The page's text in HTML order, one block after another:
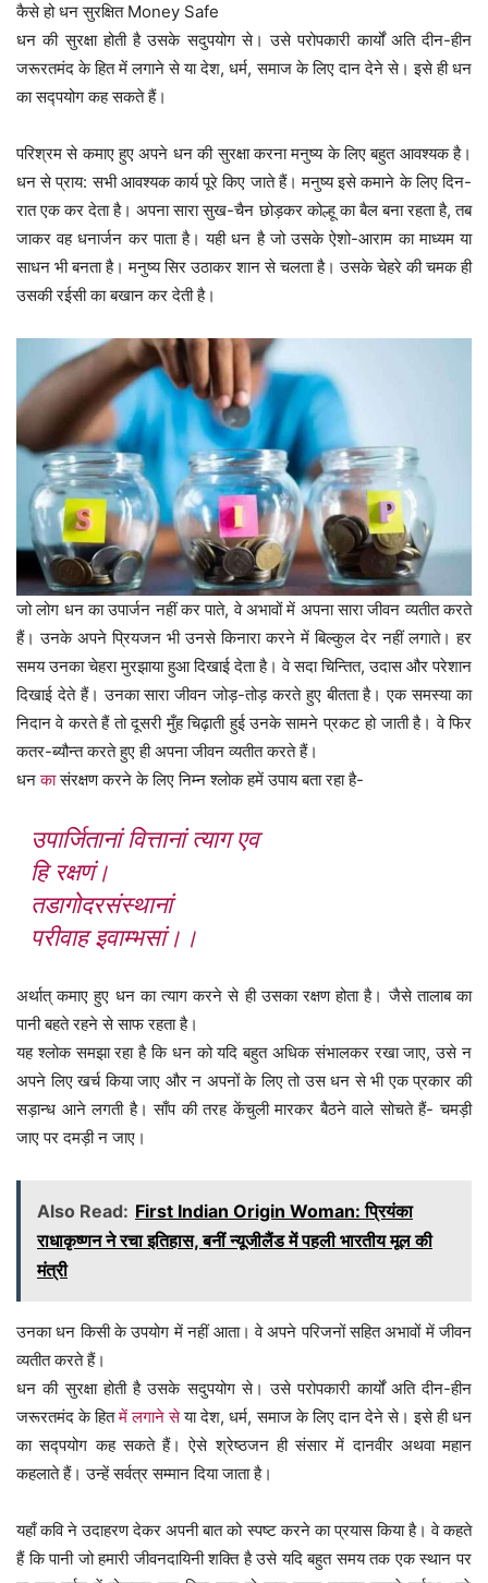
कैसे हो धन सुरक्षित Money Safe
धन की सुरक्षा होती है उसके सदुपयोग से। उसे परोपकारी कार्यों अति दीन-हीन
जरूरतमंद के हित में लगाने से या देश, धर्म, समाज के लिए दान देने से। इसे ही धन
का सद्पयोग कह सकते हैं।
परिश्रम से कमाए हुए अपने धन की सुरक्षा करना मनुष्य के लिए बहुत आवश्यक है।
धन से प्राय: सभी आवश्यक कार्य पूरे किए जाते हैं। मनुष्य इसे कमाने के लिए दिन-
रात एक कर देता है। अपना सारा सुख-चैन छोड़कर कोल्हू का बैल बना रहता है, तब
जाकर वह धनार्जन कर पाता है। यही धन है जो उसके ऐशो-आराम का माध्यम या
साधन भी बनता है। मनुष्य सिर उठाकर शान से चलता है। उसके चेहरे की चमक ही
उसकी रईसी का बखान कर देती है।
जो लोग धन का उपार्जन नहीं कर पाते, वे अभावों में अपना सारा जीवन व्यतीत करते
हैं। उनके अपने प्रियजन भी उनसे किनारा करने में बिल्कुल देर नहीं लगाते। हर
समय उनका चेहरा मुरझाया हुआ दिखाई देता है। वे सदा चिन्तित, उदास और परेशान
दिखाई देते हैं। उनका सारा जीवन जोड़-तोड़ करते हुए बीतता है। एक समस्या का
निदान वे करते हैं तो दूसरी मुँह चिढ़ाती हुई उनके सामने प्रकट हो जाती है। वे फिर
कतर-ब्यौन्त करते हुए ही अपना जीवन व्यतीत करते हैं।
धनकासंरक्षण करने के लिए निम्न श्लोक हमें उपाय बता रहा है-
उपार्जितानां वित्तानां त्याग एव
हि रक्षणं।
तडागोदरसंस्थानां
परीवाह इवाम्भसां।।
अर्थात् कमाए हुए धन का त्याग करने से ही उसका रक्षण होता है। जैसे तालाब का
पानी बहते रहने से साफ रहता है।
यह श्लोक समझा रहा है कि धन को यदि बहुत अधिक संभालकर रखा जाए, उसे न
अपने लिए खर्च किया जाए और न अपनों के लिए तो उस धन से भी एक प्रकार की
सड़ान्ध आने लगती है। साँप की तरह केंचुली मारकर बैठने वाले सोचते हैं- चमड़ी
जाए पर दमड़ी न जाए।
Also Read: First Indian Origin Woman: प्रियंका
राधाकृष्णन ने रचा इतिहास, बनीं न्यूजीलैंड में पहली भारतीय मूल की
मंत्री
उनका धन किसी के उपयोग में नहीं आता। वे अपने परिजनों सहित अभावों में जीवन
व्यतीत करते हैं।
धन की सुरक्षा होती है उसके सदुपयोग से। उसे परोपकारी कार्यों अति दीन-हीन
जरूरतमंद के हितमें लगाने सेया देश, धर्म, समाज के लिए दान देने से। इसे ही धन
का सद्पयोग कह सकते हैं। ऐसे श्रेष्ठजन ही संसार में दानवीर अथवा महान
कहलाते हैं। उन्हें सर्वत्र सम्मान दिया जाता है।
यहाँ कवि ने उदाहरण देकर अपनी बात को स्पष्ट करने का प्रयास किया है। वे कहते
हैं कि पानी जो हमारी जीवनदायिनी शक्ति है उसे यदि बहुत समय तक एक स्थान पर